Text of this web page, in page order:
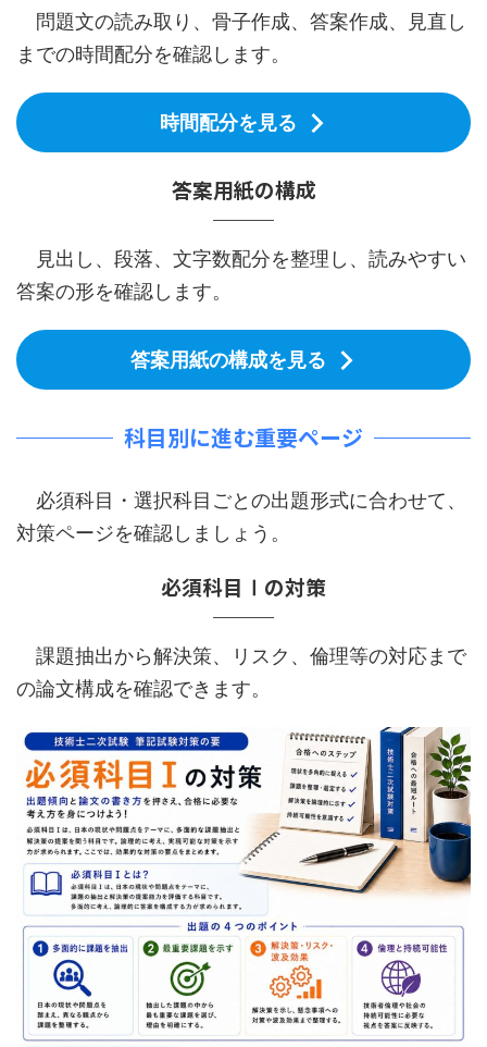
問題文の読み取り、骨子作成、答案作成、見直し
までの時間配分を確認します。
時間配分を見る
答案用紙の構成
見出し、段落、文字数配分を整理し、読みやすい
答案の形を確認します。
答案用紙の構成を見る
科目別に進む重要ページ
必須科目・選択科目ごとの出題形式に合わせて、
対策ページを確認しましょう。
必須科目Ⅰの対策
課題抽出から解決策、リスク、倫理等の対応まで
の論文構成を確認できます。